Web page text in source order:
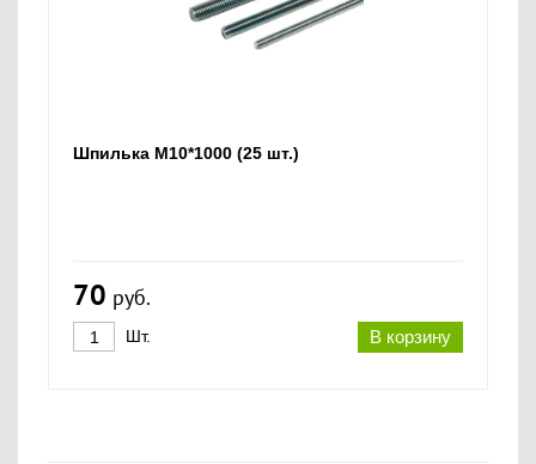
Шпилька M10*1000 (25 шт.)
70 руб.
В корзину
Шт.